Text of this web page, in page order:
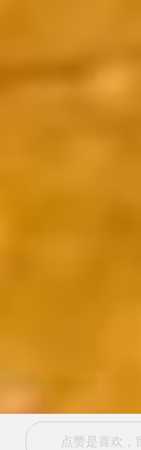
点赞是喜欢，